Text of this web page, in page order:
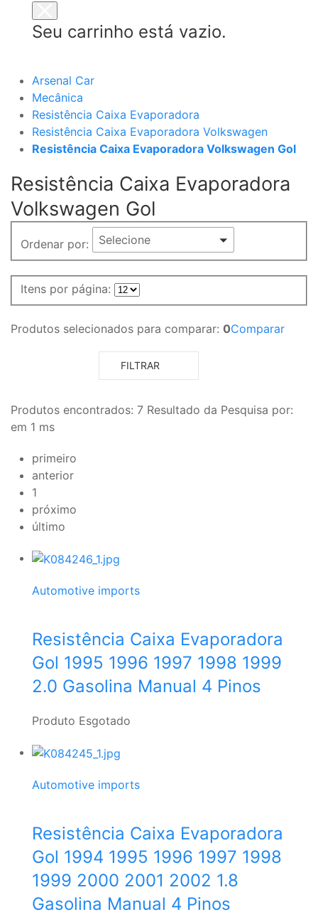
Seu carrinho está vazio.
Arsenal Car
Mecânica
Resistência Caixa Evaporadora
Resistência Caixa Evaporadora Volkswagen
Resistência Caixa Evaporadora Volkswagen Gol
Resistência Caixa Evaporadora
Volkswagen Gol
Ordenar por: Selecione
Itens por página:
Produtos selecionados para comparar: 0Comparar
FILTRAR
Produtos encontrados: 7 Resultado da Pesquisa por:
em 1 ms
primeiro
anterior
1
próximo
último
Automotive imports
Resistência Caixa Evaporadora
Gol 1995 1996 1997 1998 1999
2.0 Gasolina Manual 4 Pinos
Produto Esgotado
Automotive imports
Resistência Caixa Evaporadora
Gol 1994 1995 1996 1997 1998
1999 2000 2001 2002 1.8
Gasolina Manual 4 Pinos